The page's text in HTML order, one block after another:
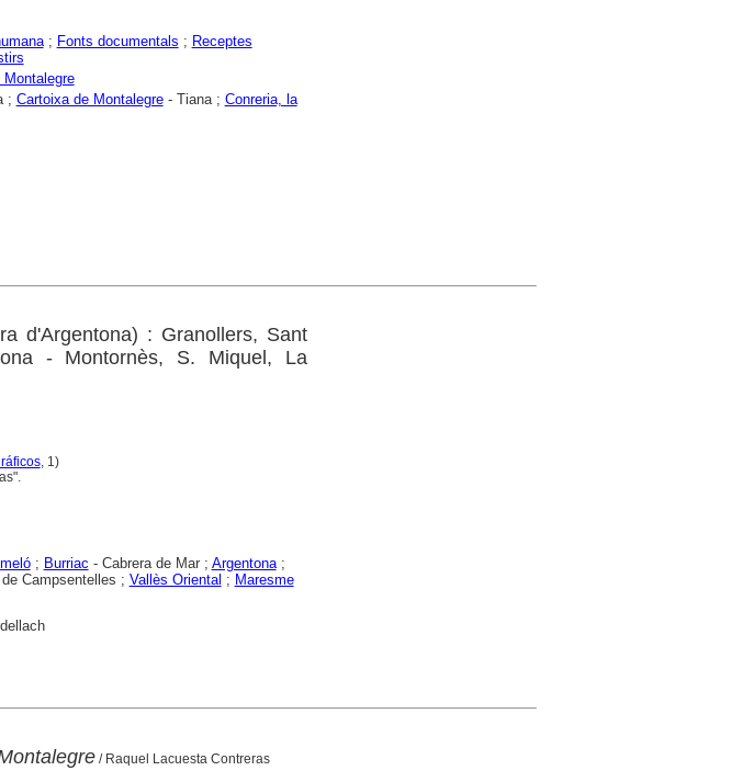
; Fonts documentals ; Receptes
; Cartoixa de Montalegre- Tiana ; Conreria, la
d'Argentona) : Granollers, Sant
- Montornès, S. Miquel, La
, 1)
; Burriac - Cabrera de Mar ; Argentona;
Campsentelles ; Vallès Oriental ; Maresme
/ Raquel Lacuesta Contreras